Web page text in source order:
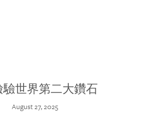
驗世界第二大鑽石
August 27, 2025